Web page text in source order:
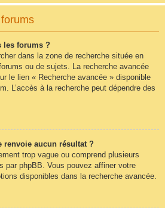
les forums ?
dans la zone de recherche située en
ou de sujets. La recherche avancée
le lien « Recherche avancée » disponible
L’accès à la recherche peut dépendre des
renvoie aucun résultat ?
trop vague ou comprend plusieurs
par phpBB. Vous pouvez affiner votre
disponibles dans la recherche avancée.